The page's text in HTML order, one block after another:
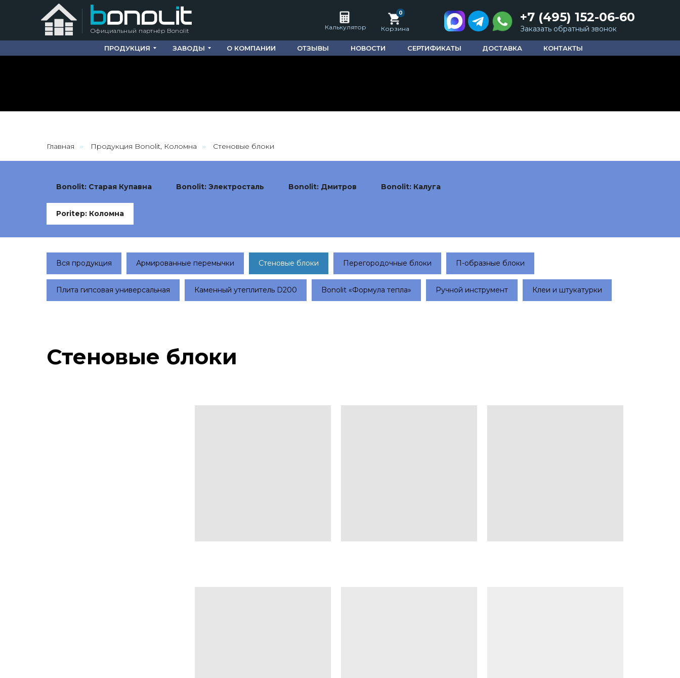
+7 (495) 152-06-60
Заказать обратный звонок
0
Корзина
Калькулятор
ПРОДУКЦИЯ О КОМПАНИИ ОТЗЫВЫ НОВОСТИ СЕРТИФИКАТЫ ДОСТАВКА КОНТАКТЫ
ЗАВОДЫ
Официальный партнёр Bonolit
Главная » Продукция Bonolit, Коломна » Стеновые блоки
Bonolit: Старая Купавна Bonolit: Электросталь Bonolit: Дмитров Bonolit: Калуга
Poritep: Коломна
Вся продукция Армированные перемычки Стеновые блоки Перегородочные блоки П-образные блоки
Плита гипсовая универсальная Каменный утеплитель D200 Bonolit «Формула тепла» Ручной инструмент Клеи и штукатурки
Стеновые блоки